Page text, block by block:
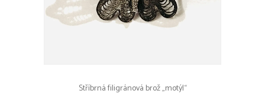
Stříbrná filigránová brož „motýl“